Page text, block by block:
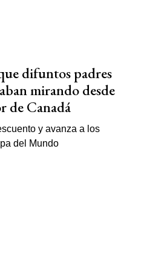
difuntos padres
mirando desde
de Canadá